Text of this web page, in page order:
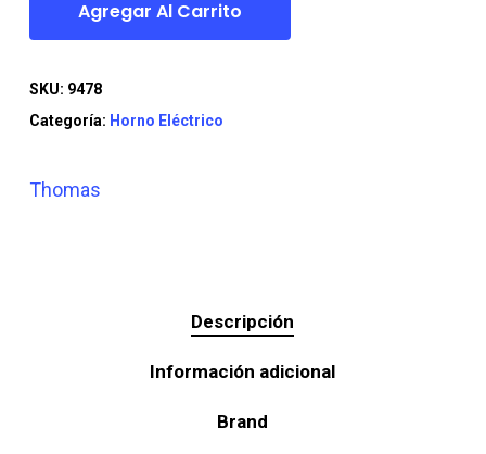
Agregar Al Carrito
SKU: 9478
Categoría: Horno Eléctrico
Thomas
Descripción
Información adicional
Brand